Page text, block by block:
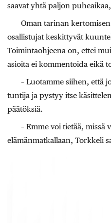
saavat yhtä paljon
Oman tarinan
osallistujat keskittyvät
Toimintaohjeena on, ettei
asioita ei kommentoida eikä
– Luotamme siihen, että
tuntija ja pystyy itse
päätöksiä.
– Emme voi tietää, missä
elämänmatkallaan, Torkkeli